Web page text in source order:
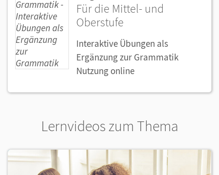
Für die Mittel- und
Oberstufe
Interaktive Übungen als
Ergänzung zur Grammatik
Nutzung online
Lernvideos zum Thema